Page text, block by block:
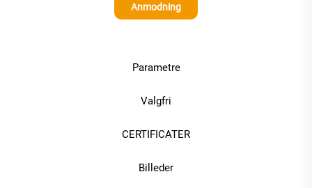
Anmodning
Parametre
Valgfri
CERTIFICATER
Billeder